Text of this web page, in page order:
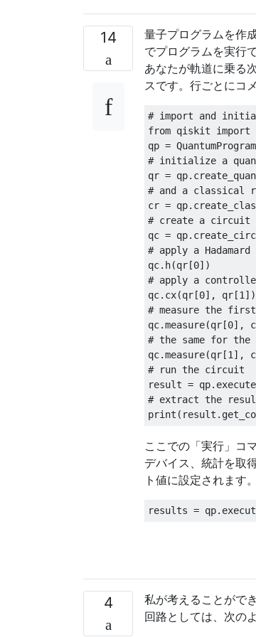
14
量子プログラムを作
でプログラムを実行
あなたが軌道に乗る
スです。行ごとにコ
# import and
from qiskit import
qp =
# initialize a
qr =
# and a classical
cr =
# create a circuit
qc =
# apply a
qc.h(qr[0])
# apply a
qc.cx(qr[0], qr[1])
# measure the
qc.measure(qr[0],
# the same for the
qc.measure(qr[1],
# run the circuit
result =
# extract the
ここでの「実行」コ
デバイス、統計を取
ト値に設定されます
4
私が考えることがで
回路としては、次の